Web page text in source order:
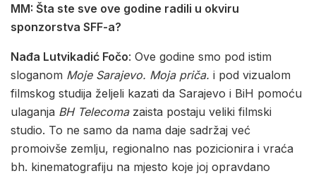
MM: Šta ste sve ove godine radili u okviru
sponzorstva SFF-a?
Nađa Lutvikadić Fočo: Ove godine smo pod istim
sloganom Moje Sarajevo. Moja priča. i pod vizualom
filmskog studija željeli kazati da Sarajevo i BiH pomoću
ulaganja BH Telecomazaista postaju veliki filmski
studio. To ne samo da nama daje sadržaj već
promoivše zemlju, regionalno nas pozicionira i vraća
bh. kinematografiju na mjesto koje joj opravdano